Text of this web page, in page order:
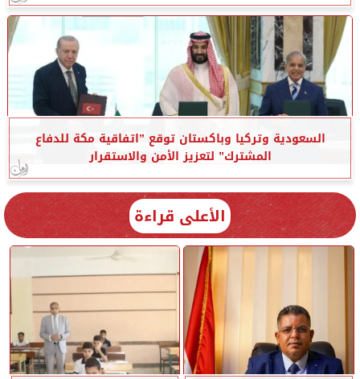
السعودية وتركيا وباكستان توقع ”اتفاقية مكة للدفاع
المشترك” لتعزيز الأمن والاستقرار
الأعلى قراءة